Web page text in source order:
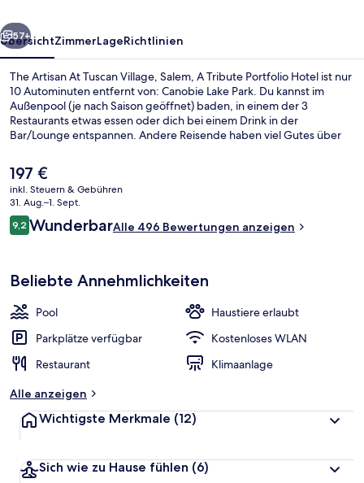
A
Tribute
Portfolio
Hotel
Weiter
57+
ÜbersichtZimmerLageRichtlinien
The Artisan At Tuscan Village, Salem, A Tribute Portfolio Hotel ist nur
10 Autominuten entfernt von: Canobie Lake Park. Du kannst im
Außenpool (je nach Saison geöffnet) baden, in einem der 3
Restaurants etwas essen oder dich bei einem Drink in der
Bar/Lounge entspannen. Andere Reisende haben viel Gutes über
Der
aktuelle
Preis
beträgt
197 €.
197 €
inkl. Steuern & Gebühren
31. Aug.–1. Sept.
Bewertungen
9,29,2 von 10.
WunderbarAlle 496 Bewertungen anzeigen
Beliebte Annehmlichkeiten
Pool
Haustiere erlaubt
Parkplätze verfügbar
Kostenloses WLAN
Restaurant
Klimaanlage
Alle anzeigen
Wichtigste Merkmale (12)
Sich wie zu Hause fühlen (6)